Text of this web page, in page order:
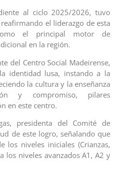
al ciclo 2025/2026, tuvo
el liderazgo de esta
el principal motor de
en la región.
del Centro Social Madeirense,
identidad lusa, instando a la
la cultura y la enseñanza
y compromiso, pilares
en este centro.
presidenta del Comité de
de este logro, señalando que
los niveles iniciales (Crianzas,
los niveles avanzados A1, A2 y